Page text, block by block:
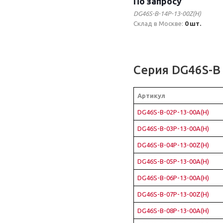
DG46S-B-14P-13-00Z(H)
Склад в Москве: 0 шт.
Серия DG46S-B
Артикул
DG46S-B-02P-13-00A(H)
DG46S-B-03P-13-00A(H)
DG46S-B-04P-13-00Z(H)
DG46S-B-05P-13-00A(H)
DG46S-B-06P-13-00A(H)
DG46S-B-07P-13-00Z(H)
DG46S-B-08P-13-00A(H)